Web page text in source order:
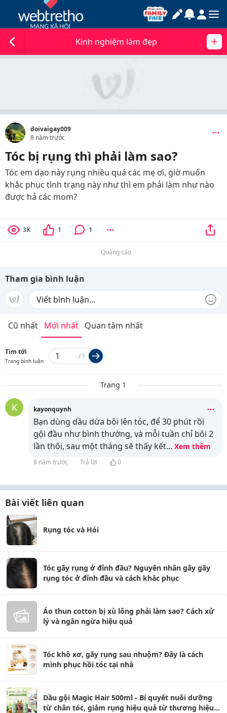
Kinh nghiệm làm đẹp
doivaigay009
8 năm trước
Tóc bị rụng thì phải làm sao?
Tóc em dạo này rụng nhiều quá các mẹ ơi, giờ muốn
khắc phục tình trạng này như thì em phải làm như nào
được hả các mom?
3K 1 1
Quảng cáo
Tham gia bình luận
Cũ nhất Mới nhất Quan tâm nhất
Tìm tới
Trang bình luận
/ 1
Trang 1
K kayonquynh
Bạn dùng dầu dừa bôi lên tóc, để 30 phút rồi
gội đầu như bình thường, và mỗi tuần chỉ bôi 2
lần thôi, sau một tháng sẽ thấy kết... Xem thêm
8 năm trước Trả lời 0
Bài viết liên quan
Rụng tóc và Hói
Tóc gãy rụng ở đỉnh đầu? Nguyên nhân gây gãy
rụng tóc ở đỉnh đầu và cách khắc phục
Áo thun cotton bị xù lông phải làm sao? Cách xử
lý và ngăn ngừa hiệu quả
Tóc khô xơ, gãy rụng sau nhuộm? Đây là cách
mình phục hồi tóc tại nhà
Dầu gội Magic Hair 500ml - Bí quyết nuôi dưỡng
từ chân tóc, giảm rụng hiệu quả từ thương hiệu